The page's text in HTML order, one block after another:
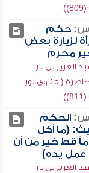
حكم
لزيارة بعض
محرم
العزيز بن باز
( فتاوى نور
الحكم
(ما أكل
قط خير من أن
عمل يده)
العزيز بن باز